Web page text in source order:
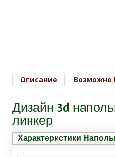
Описание Возможно
Дизайн 3d
линкер
Характеристики